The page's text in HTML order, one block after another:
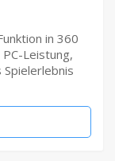
in 360
Leistung,